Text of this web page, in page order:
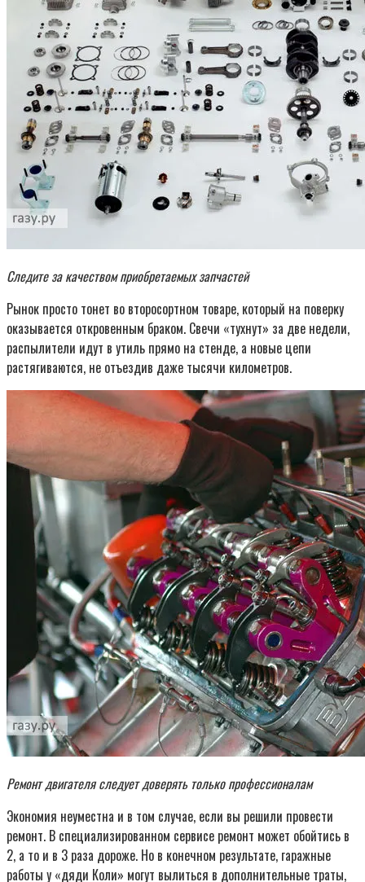
Следите за качеством приобретаемых запчастей
Рынок просто тонет во второсортном товаре, который на поверку
оказывается откровенным браком. Свечи «тухнут» за две недели,
распылители идут в утиль прямо на стенде, а новые цепи
растягиваются, не отъездив даже тысячи километров.
Ремонт двигателя следует доверять только профессионалам
Экономия неуместна и в том случае, если вы решили провести
ремонт. В специализированном сервисе ремонт может обойтись в
2, а то и в 3 раза дороже. Но в конечном результате, гаражные
работы у «дяди Коли» могут вылиться в дополнительные траты,